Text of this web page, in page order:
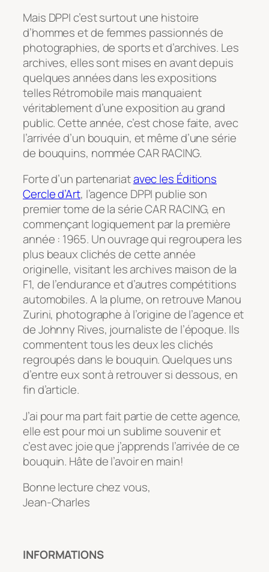
Mais DPPI c’est surtout une histoire
d’hommes et de femmes passionnés de
photographies, de sports et d’archives. Les
archives, elles sont mises en avant depuis
quelques années dans les expositions
telles Rétromobile mais manquaient
véritablement d’une exposition au grand
public. Cette année, c’est chose faite, avec
l’arrivée d’un bouquin, et même d’une série
de bouquins, nommée CAR RACING.
Forte d’un partenariatavec les Éditions
Cercle d’Art, l’agence DPPI publie son
premier tome de la série CAR RACING, en
commençant logiquement par la première
année : 1965. Un ouvrage qui regroupera les
plus beaux clichés de cette année
originelle, visitant les archives maison de la
F1, de l’endurance et d’autres compétitions
automobiles. A la plume, on retrouve Manou
Zurini, photographe à l’origine de l’agence et
de Johnny Rives, journaliste de l’époque. Ils
commentent tous les deux les clichés
regroupés dans le bouquin. Quelques uns
d’entre eux sont à retrouver si dessous, en
fin d’article.
J’ai pour ma part fait partie de cette agence,
elle est pour moi un sublime souvenir et
c’est avec joie que j’apprends l’arrivée de ce
bouquin. Hâte de l’avoir en main!
Bonne lecture chez vous,
Jean-Charles
INFORMATIONS